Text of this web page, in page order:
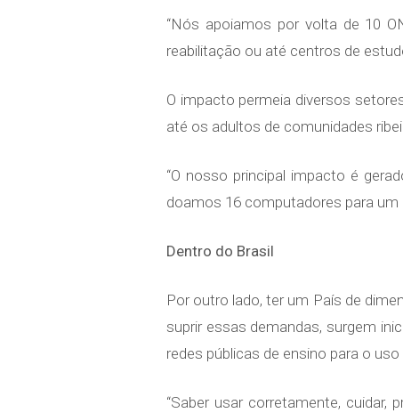
“Nós apoiamos por volta de 10
reabilitação ou até centros de
O impacto permeia diversos
até os adultos de comunidades
“O nosso principal impacto é
doamos 16 computadores para um
Dentro do Brasil
Por outro lado, ter um País de
suprir essas demandas, surgem
redes públicas de ensino para o
“Saber usar corretamente, cuidar,